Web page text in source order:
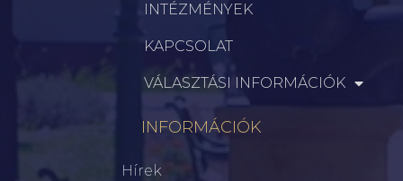
INTÉZMÉNYEK
KAPCSOLAT
VÁLASZTÁSI INFORMÁCIÓK
INFORMÁCIÓK
Hírek